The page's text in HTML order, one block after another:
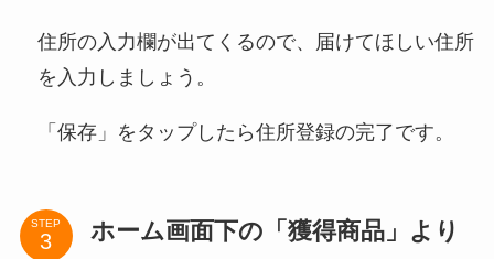
住所の入力欄が出てくるので、届けてほしい住所
を入力しましょう。
「保存」をタップしたら住所登録の完了です。
STEP
ホーム画面下の「獲得商品」より